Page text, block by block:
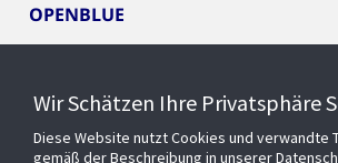
OPENBLUE
EVENTS
Wir Schätzen Ihre Privatsphäre
Diese Website nutzt Cookies und verwandte
gemäß der Beschreibung in unserer